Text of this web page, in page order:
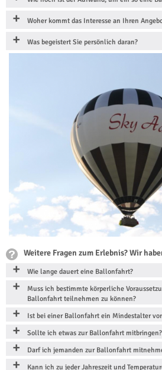
Woher kommt das Interesse an Ihren
Was begeistert Sie persönlich daran?
Weitere Fragen zum Erlebnis? Wir
Wie lange dauert eine Ballonfahrt?
Muss ich bestimmte körperliche
Ballonfahrt teilnehmen zu können?
Ist bei einer Ballonfahrt ein Mindestalter
Sollte ich etwas zur Ballonfahrt mitbringen?
Darf ich jemanden zur Ballonfahrt
Kann ich zu jeder Jahreszeit und